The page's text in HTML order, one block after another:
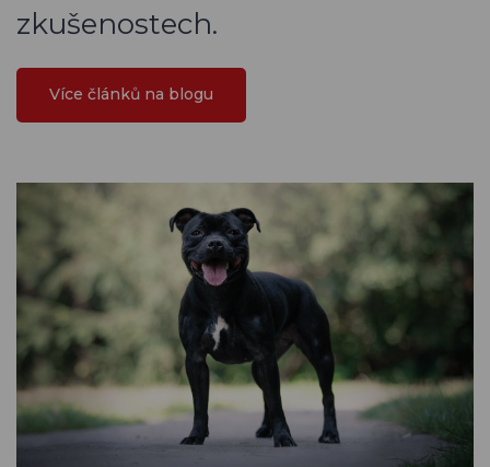
zkušenostech.
Více článků na blogu